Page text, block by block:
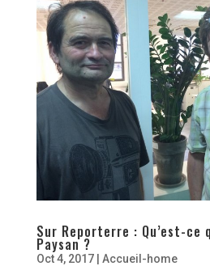
Sur Reporterre : Qu’est-ce
Paysan ?
Oct 4, 2017| Accueil-home